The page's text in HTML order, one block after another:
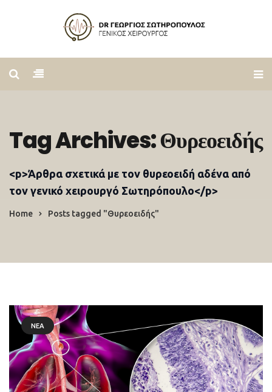
Tag Archives: Θυρεοειδής
<p>Άρθρα σχετικά με τον θυρεοειδή αδένα από
τον γενικό χειρουργό Σωτηρόπουλο</p>
Home Posts tagged "Θυρεοειδής"
ΝΈΑ